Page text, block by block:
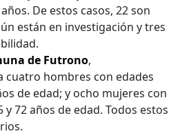
De estos casos, 22 son
están en investigación y tres
de Futrono,
cuatro hombres con edades
de edad; y ocho mujeres con
y 72 años de edad. Todos estos